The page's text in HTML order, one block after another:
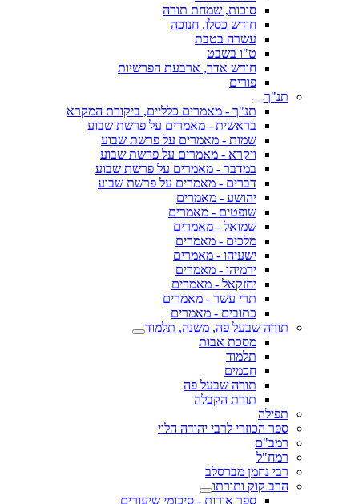
סוכות, שמחת תורה
חודש כסלו, חנוכה
עשרה בטבת
ט"ו בשבט
חודש אדר, ארבעת הפרשיות
פורים
תנ"ך
תנ"ך - מאמרים כלליים, ביקורת המקרא
בראשית - מאמרים על פרשת שבוע
שמות - מאמרים על פרשת שבוע
ויקרא - מאמרים על פרשת שבוע
במדבר - מאמרים על פרשת שבוע
דברים - מאמרים על פרשת שבוע
יהושע - מאמרים
שופטים - מאמרים
שמואל - מאמרים
מלכים - מאמרים
ישעיהו - מאמרים
ירמיהו - מאמרים
יחזקאל - מאמרים
תרי עשר - מאמרים
כתובים - מאמרים
תורה שבעל פה, משנה, תלמוד
מסכת אבות
תלמוד
חכמים
תורה שבעל פה
תורת הקבלה
תפילה
ספר הכוזרי לרבי יהודה הלוי
רמב"ם
רמח"ל
רבי נחמן מברסלב
הרב קוק ותורתו
ספר אורות - סיכומי שיעורים